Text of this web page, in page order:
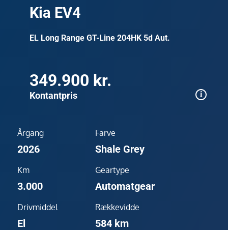
Kia EV4
EL Long Range GT-Line 204HK 5d Aut.
349.900 kr.
Kontantpris
Årgang
2026
Farve
Shale Grey
Km
3.000
Geartype
Automatgear
Drivmiddel
El
Rækkevidde
584 km